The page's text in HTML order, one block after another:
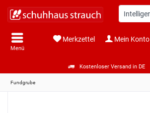
Kostenloser Versand in DE
Menü
Merkzettel Mein Konto
Fundgrube